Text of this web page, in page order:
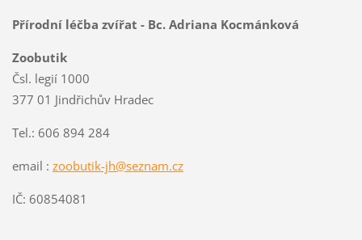
Přírodní léčba zvířat - Bc. Adriana Kocmánková
Zoobutik
Čsl. legií 1000
377 01 Jindřichův Hradec
Tel.: 606 894 284
email : zoobutik-jh@seznam.cz
IČ: 60854081